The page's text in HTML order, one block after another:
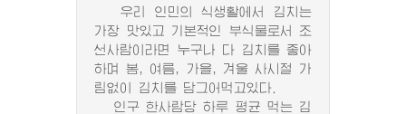
우리 인민의 식생활에서 김치는
가장 맛있고 기본적인 부식물로서 조
선사람이라면 누구나 다 김치를 좋아
하며 봄, 여름, 가을, 겨울 사시절 가
림없이 김치를 담그어먹고있다.
인구 한사람당 하루 평균 먹는 김